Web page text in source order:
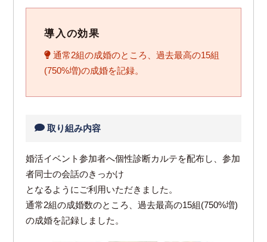
導入の効果
通常2組の成婚のところ、過去最高の15組
(750%増)の成婚を記録。
取り組み内容
婚活イベント参加者へ個性診断カルテを配布し、参加
者同士の会話のきっかけ
となるようにご利用いただきました。
通常2組の成婚数のところ、過去最高の15組(750%増)
の成婚を記録しました。